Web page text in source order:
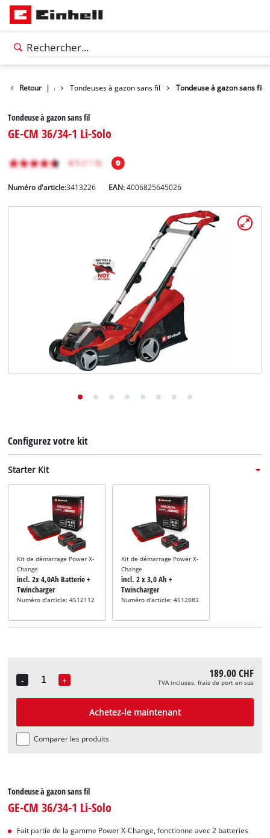
Retour |
à gazon Tondeuses à gazon sans fil Tondeuse à gazon sans fil
Tondeuse à gazon sans fil
GE-CM 36/34-1 Li-Solo
Numéro d'article:3413226 EAN:4006825645026
Configurez votre kit
Starter Kit
Kit de démarrage Power X-
Change
incl. 2x 4,0Ah Batterie +
Twincharger
Numéro d'article: 4512112
Kit de démarrage Power X-
Change
incl. 2 x 3,0 Ah +
Twincharger
Numéro d'article: 4512083
-
Quantity
+ 189.00 CHF
TVA incluses, frais de port en sus
Achetez-le maintenant
Comparer les produits
Tondeuse à gazon sans fil
GE-CM 36/34-1 Li-Solo
Fait partie de la gamme Power X-Change, fonctionne avec 2 batteries